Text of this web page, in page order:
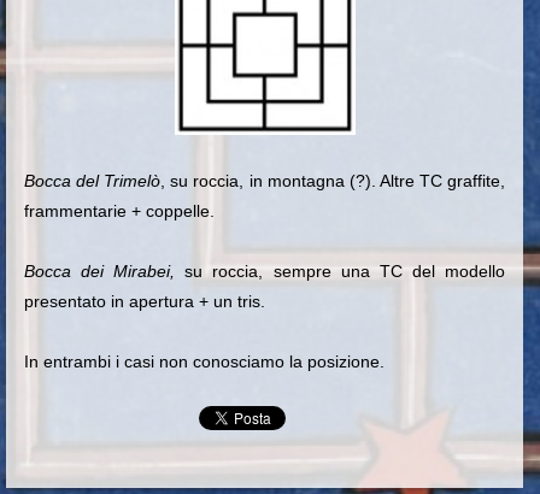
Bocca del Trimelò , su roccia, in montagna (?). Altre TC graffite,
frammentarie + coppelle
Bocca dei Mirabei,
su roccia, sempre una TC del modello
presentato in apertura + un tris.
In entrambi i casi non conosciamo la posizione.